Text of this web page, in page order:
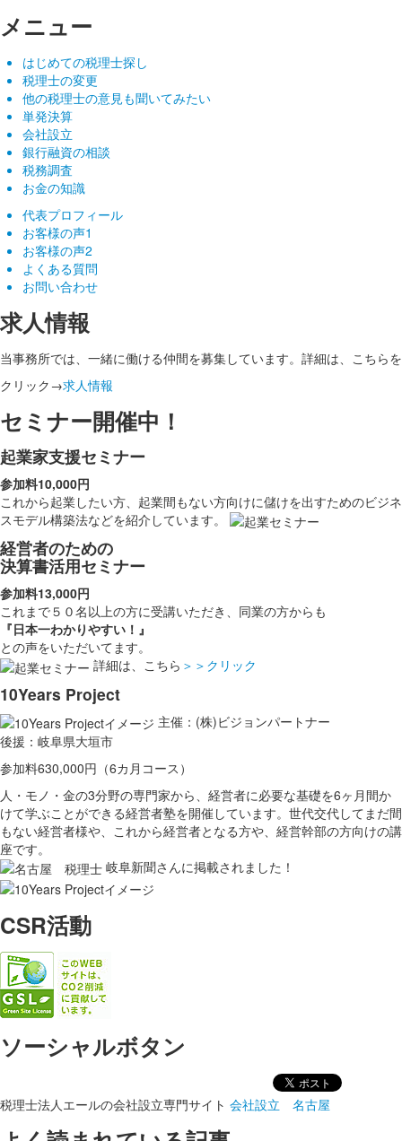
メニュー
はじめての税理士探し
税理士の変更
他の税理士の意見も聞いてみたい
単発決算
会社設立
銀行融資の相談
税務調査
お金の知識
代表プロフィール
お客様の声1
お客様の声2
よくある質問
お問い合わせ
求人情報
当事務所では、一緒に働ける仲間を募集しています。詳細は、こちらを
クリック→求人情報
セミナー開催中！
起業家支援セミナー
参加料10,000円
これから起業したい方、起業間もない方向けに儲けを出すためのビジネ
スモデル構築法などを紹介しています。
経営者のための
決算書活用セミナー
参加料13,000円
これまで５０名以上の方に受講いただき、同業の方からも
『日本一わかりやすい！』
との声をいただいてます。
詳細は、こちら ＞＞クリック
10Years Project
主催：(株)ビジョンパートナー
後援：岐阜県大垣市
参加料630,000円（6カ月コース）
人・モノ・金の3分野の専門家から、経営者に必要な基礎を6ヶ月間か
けて学ぶことができる経営者塾を開催しています。世代交代してまだ間
もない経営者様や、これから経営者となる方や、経営幹部の方向けの講
座です。
岐阜新聞さんに掲載されました！
CSR活動
ソーシャルボタン
税理士法人エールの会社設立専門サイト 会社設立 名古屋